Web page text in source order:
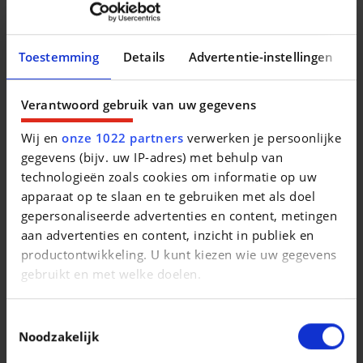
Toestemming Details Advertentie-instellingen
Verantwoord gebruik van uw gegevens
Wij enonze 1022 partners verwerken je persoonlijke
gegevens (bijv. uw IP-adres) met behulp van
technologieën zoals cookies om informatie op uw
apparaat op te slaan en te gebruiken met als doel
gepersonaliseerde advertenties en content, metingen
aan advertenties en content, inzicht in publiek en
productontwikkeling. U kunt kiezen wie uw gegevens
gebruikt en met welke doelen.
Informatie verzamelen over uw geografische
locatie, die tot een paar meter nauwkeurig kan zijn
Noodzakelijk
Degroote Care. Appelez ou envoyez un mail pour plus
d'informations.
ONZE TOONZALEN BLIJVEN ONLINE 24/7 OPEN- verkoop
Gratis online een wagen reserveren is mogelijk. Via een
persoonlijk videogesprek (na telefonisch contact)
beantwoorden wij al uw vragen en demonstreren wij u de
wagen op afstand.
NOS SHOWROOMS RESTENT OUVERTES EN LIGNE 24/7 -
la vente des véhicules est possible en suivant les règles
corona.
Vous pouvez réserver une voiture en ligne gratuitement.
Par un appel vidéo personnel (après contact téléphonique),
démontrerons la voiture à distance.